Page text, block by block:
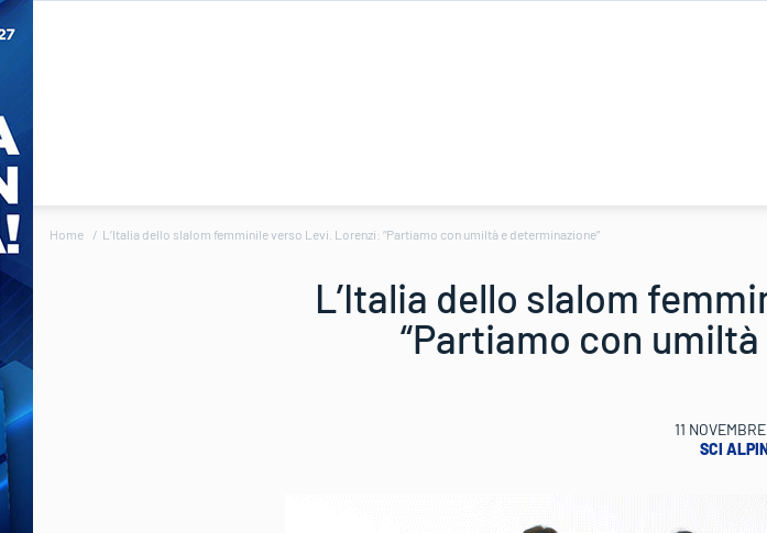
Home L’Italia dello slalom femminile verso Levi. Lorenzi: “Partiamo con umiltà e determinazione”
L’Italia dello slalom
“Partiamo con
11
SCI